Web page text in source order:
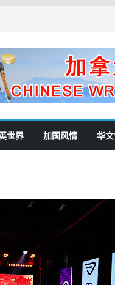
世界 加国风情 华